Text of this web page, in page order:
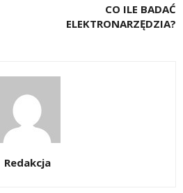
CO ILE BADAĆ
ELEKTRONARZĘDZIA?
Redakcja